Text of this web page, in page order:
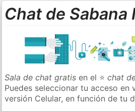
Chat de Sabana
Sala de chat gratis en el ⭐chat
Puedes seleccionar tu acceso en
versión Celular, en función de tu